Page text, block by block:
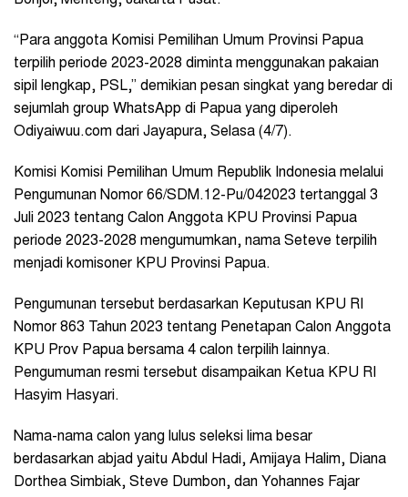
“Para anggota Komisi Pemilihan Umum Provinsi Papua
terpilih periode 2023-2028 diminta menggunakan pakaian
sipil lengkap, PSL,” demikian pesan singkat yang beredar di
sejumlah group WhatsApp di Papua yang diperoleh
Odiyaiwuu.com dari Jayapura, Selasa (4/7).
Komisi Komisi Pemilihan Umum Republik Indonesia melalui
Pengumunan Nomor 66/SDM.12-Pu/042023 tertanggal 3
Juli 2023 tentang Calon Anggota KPU Provinsi Papua
periode 2023-2028 mengumumkan, nama Seteve terpilih
menjadi komisoner KPU Provinsi Papua.
Pengumunan tersebut berdasarkan Keputusan KPU RI
Nomor 863 Tahun 2023 tentang Penetapan Calon Anggota
KPU Prov Papua bersama 4 calon terpilih lainnya.
Pengumuman resmi tersebut disampaikan Ketua KPU RI
Hasyim Hasyari.
Nama-nama calon yang lulus seleksi lima besar
berdasarkan abjad yaitu Abdul Hadi, Amijaya Halim, Diana
Dorthea Simbiak, Steve Dumbon, dan Yohannes Fajar